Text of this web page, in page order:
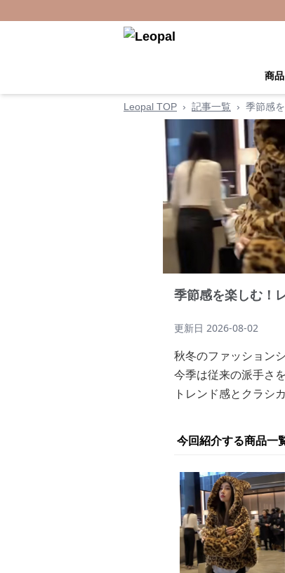
商
Leopal TOP › 記事一覧 › 季節感
季節感を楽しむ！
更新日 2026-08-02
秋冬のファッション
今季は従来の派手さ
トレンド感とクラシ
今回紹介する商品一